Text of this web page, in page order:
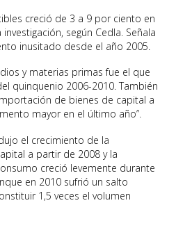
creció de 3 a 9 por ciento en
según Cedla. Señala
inusitado desde el año 2005.
y materias primas fue el que
quinquenio 2006-2010. También
de bienes de capital a
mayor en el último año”.
el crecimiento de la
a partir de 2008 y la
creció levemente durante
en 2010 sufrió un salto
1,5 veces el volumen